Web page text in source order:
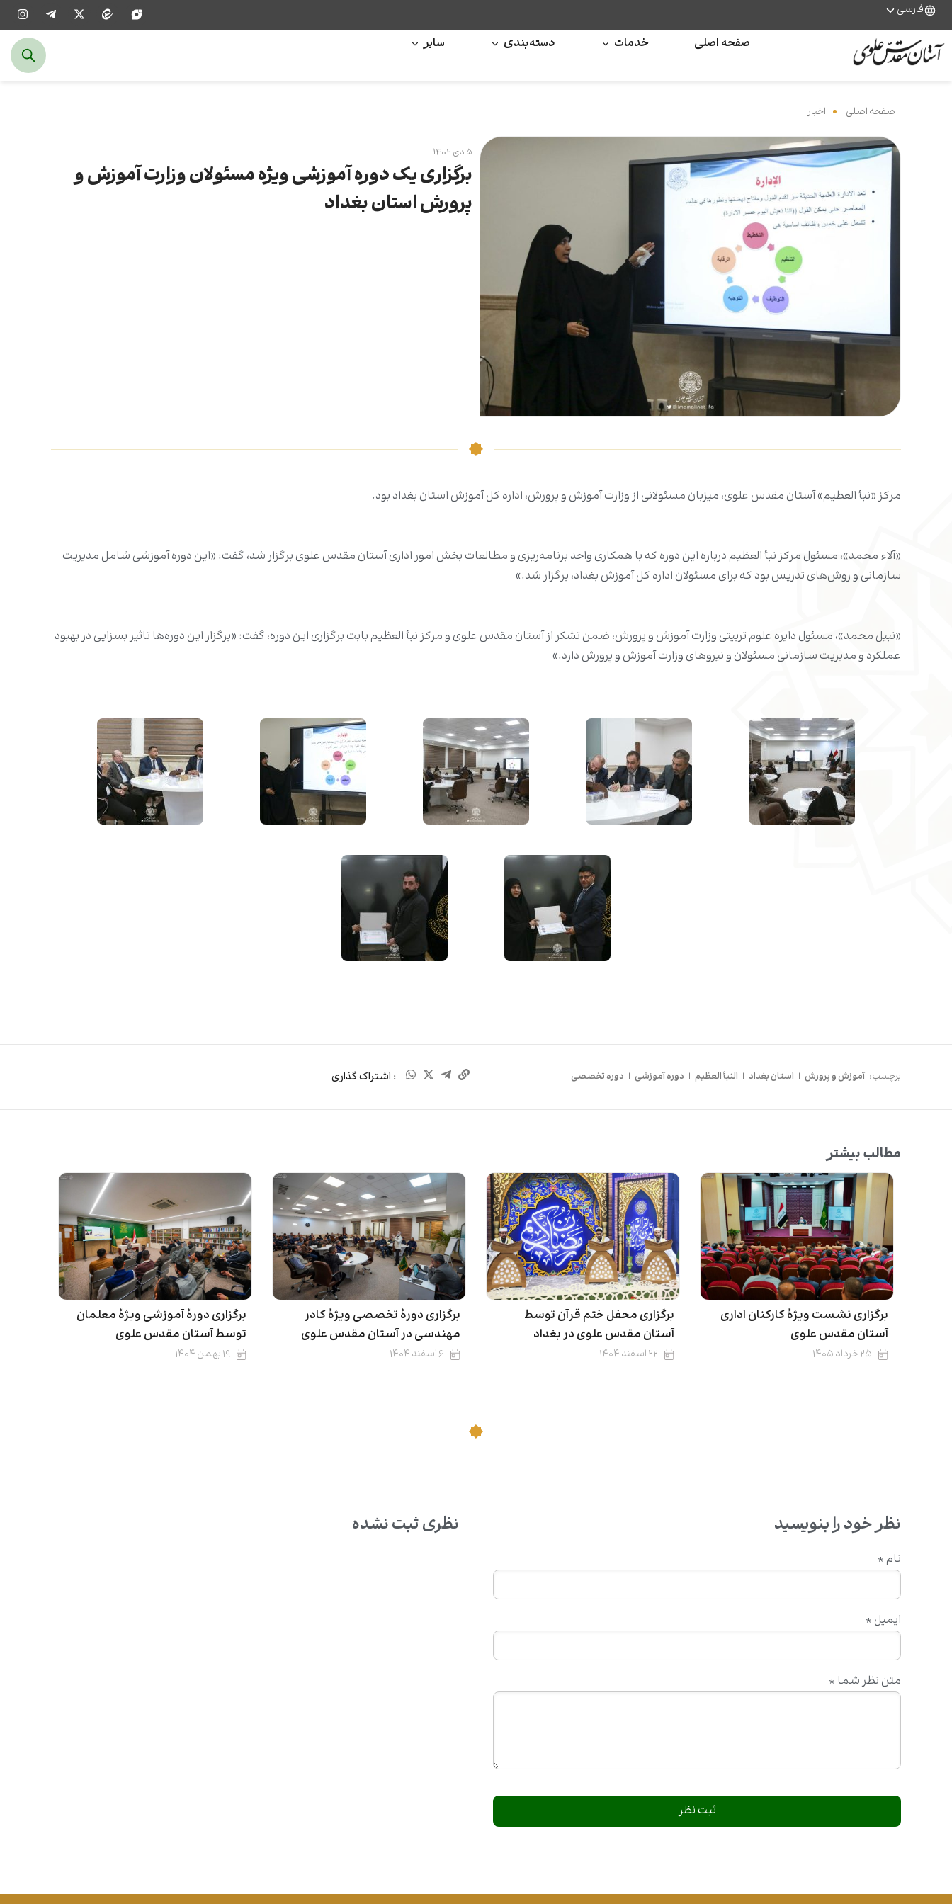
فارسی
صفحه اصلی خدمات دسته‌بندی سایر
صفحه اصلی اخبار
۵ دی ۱۴۰۲
برگزاری یک دوره آموزشی ویژه مسئولان وزارت آموزش و
پرورش استان بغداد
مرکز «نبأ العظیم» آستان مقدس علوی، میزبان مسئولانی از وزارت آموزش و پرورش، اداره کل آموزش استان بغداد بود.
«آلاء محمد»، مسئول مرکز نبأ العظیم درباره این دوره که با همکاری واحد برنامه‌ریزی و مطالعات بخش امور اداری آستان مقدس علوی برگزار شد، گفت: «این دوره آموزشی شامل مدیریت
سازمانی و روش‌های تدریس بود که برای مسئولان اداره کل آموزش بغداد، برگزار شد.»
«نبیل محمد»، مسئول دایره علوم تربیتی وزارت آموزش و پرورش، ضمن تشکر از آستان مقدس علوی و مرکز نبأ العظیم بابت برگزاری این دوره، گفت: «برگزار این دوره‌ها تاثیر بسزایی در بهبود
عملکرد و مدیریت سازمانی مسئولان و نیروهای وزارت آموزش و پرورش دارد.»
برچسب: آموزش و پرورش | استان بغداد | النبأ العظیم | دوره آموزشی | دوره تخصصی : اشتراک گذاری
مطالب بیشتر
برگزاری نشست ویژۀ کارکنان اداری
آستان مقدس علوی
۲۵ خرداد ۱۴۰۵
برگزاری محفل ختم قرآن توسط
آستان مقدس علوی در بغداد
۲۲ اسفند ۱۴۰۴
برگزاری دورۀ تخصصی ویژۀ کادر
مهندسی در آستان مقدس علوی
۶ اسفند ۱۴۰۴
برگزاری دورۀ آموزشی ویژۀ معلمان
توسط آستان مقدس علوی
۱۹ بهمن ۱۴۰۴
نظر خود را بنویسید
متن نظر شما *
نام *
ایمیل *
نظری ثبت نشده